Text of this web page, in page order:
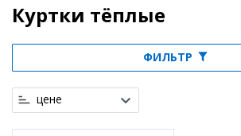
Куртки тёплые
ФИЛЬТР
цене